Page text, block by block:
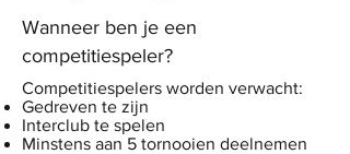
Wanneer ben je een
competitiespeler?
Competitiespelers worden verwacht:
Gedreven te zijn
Interclub te spelen
Minstens aan 5 tornooien deelnemen